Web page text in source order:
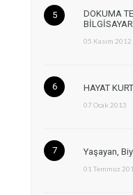
DOKUMA
05 Kasım 2012
HAYAT
07 Ocak 2013
Yaşayan,
01 Temmuz